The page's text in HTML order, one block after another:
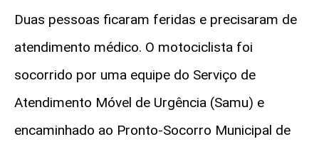
Duas pessoas ficaram feridas e precisaram de
atendimento médico. O motociclista foi
socorrido por uma equipe do Serviço de
Atendimento Móvel de Urgência (Samu) e
encaminhado ao Pronto-Socorro Municipal de